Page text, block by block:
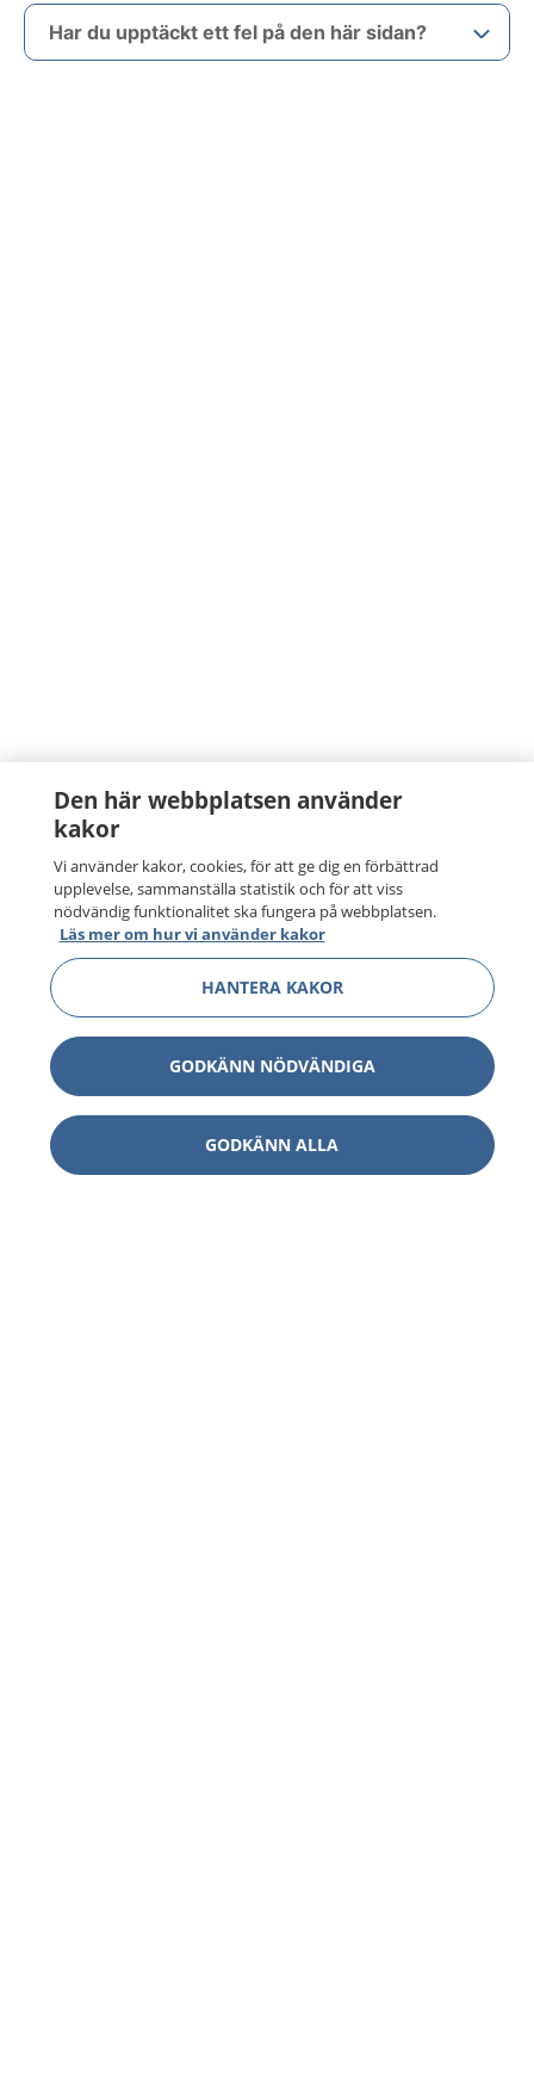
Har du upptäckt ett fel på den här sidan?
Den här webbplatsen använder
kakor
Vi använder kakor, cookies, för att ge dig en förbättrad
upplevelse, sammanställa statistik och för att viss
nödvändig funktionalitet ska fungera på webbplatsen.
Läs mer om hur vi använder kakor
HANTERA KAKOR
GODKÄNN NÖDVÄNDIGA
GODKÄNN ALLA